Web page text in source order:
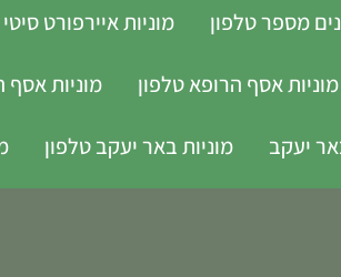
מספר טלפון מוניות איירפורט סיטי
מוניות אסף הרופא טלפון מוניות אסף
יעקב מוניות באר יעקב טלפון